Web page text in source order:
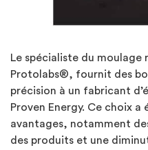
Le spécialiste du
Protolabs®, fournit des
précision à un fabricant
Proven Energy. Ce choix
avantages, notamment
des produits et une